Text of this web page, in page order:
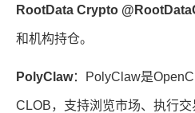
RootData Crypto
和机构持仓。
PolyClaw：PolyClaw是
CLOB，支持浏览市场、执行